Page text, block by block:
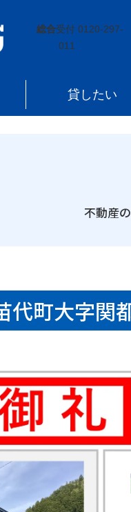
総合受付 0120-297-
011
貸したい
不動産
代町大字関